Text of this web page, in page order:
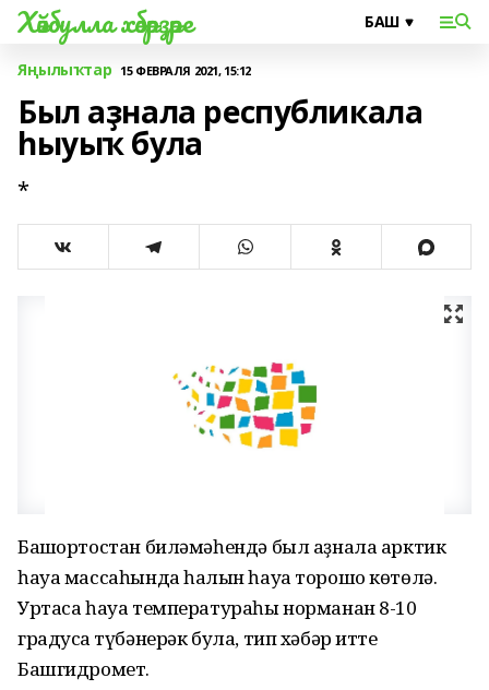
Хәйбулла хәбәрҙәре
Яңылыҡтар 15 ФЕВРАЛЯ 2021, 15:12
Был аҙнала республикала
һыуыҡ була
*
Башҡортостан биләмәһендә был аҙнала арктик
һауа массаһында һалҡын һауа торошо көтөлә.
Уртаса һауа температураһы норманан 8-10
градусҡа түбәнерәк була, тип хәбәр итте
Башгидромет.